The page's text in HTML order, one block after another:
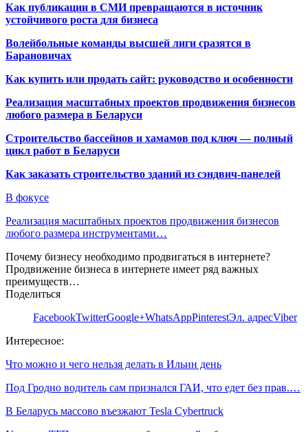
Как публикации в СМИ превращаются в источник
устойчивого роста для бизнеса
Волейбольные команды высшей лиги сразятся в
Барановичах
Как купить или продать сайт: руководство и особенности
Реализация масштабных проектов продвижения бизнесов
любого размера в Беларуси
Строительство бассейнов и хамамов под ключ — полный
цикл работ в Беларуси
Как заказать строительство зданий из сэндвич-панелей
В фокусе
Реализация масштабных проектов продвижения бизнесов
любого размера инструментами…
Почему бизнесу необходимо продвигаться в интернете?
Продвижение бизнеса в интернете имеет ряд важных
преимуществ…
Поделиться
FacebookTwitterGoogle+WhatsAppPinterestЭл. адресViber
Интересное:
Что можно и чего нельзя делать в Ильин день
Под Гродно водитель сам признался ГАИ, что едет без прав.…
В Беларусь массово въезжают Tesla Cybertruck